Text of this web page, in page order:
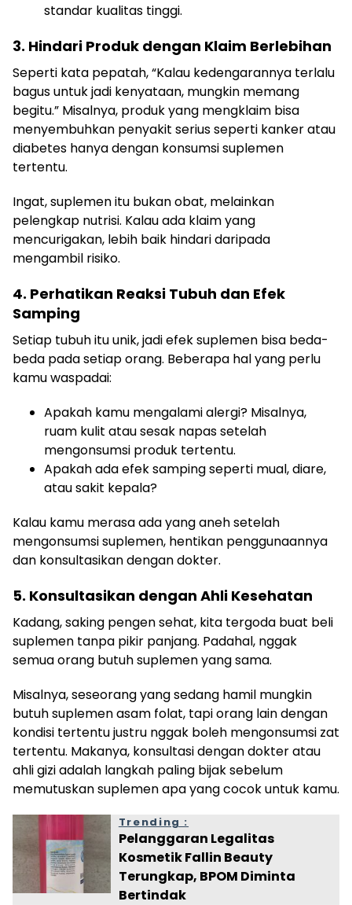
standar kualitas tinggi.
3. Hindari Produk dengan Klaim Berlebihan
Seperti kata pepatah, “Kalau kedengarannya terlalu
bagus untuk jadi kenyataan, mungkin memang
begitu.” Misalnya, produk yang mengklaim bisa
menyembuhkan penyakit serius seperti kanker atau
diabetes hanya dengan konsumsi suplemen
tertentu.
Ingat, suplemen itu bukan obat, melainkan
pelengkap nutrisi. Kalau ada klaim yang
mencurigakan, lebih baik hindari daripada
mengambil risiko.
4. Perhatikan Reaksi Tubuh dan Efek
Samping
Setiap tubuh itu unik, jadi efek suplemen bisa beda-
beda pada setiap orang. Beberapa hal yang perlu
kamu waspadai:
Apakah kamu mengalami alergi? Misalnya,
ruam kulit atau sesak napas setelah
mengonsumsi produk tertentu.
Apakah ada efek samping seperti mual, diare,
atau sakit kepala?
Kalau kamu merasa ada yang aneh setelah
mengonsumsi suplemen, hentikan penggunaannya
dan konsultasikan dengan dokter.
5. Konsultasikan dengan Ahli Kesehatan
Kadang, saking pengen sehat, kita tergoda buat beli
suplemen tanpa pikir panjang. Padahal, nggak
semua orang butuh suplemen yang sama.
Misalnya, seseorang yang sedang hamil mungkin
butuh suplemen asam folat, tapi orang lain dengan
kondisi tertentu justru nggak boleh mengonsumsi zat
tertentu. Makanya, konsultasi dengan dokter atau
ahli gizi adalah langkah paling bijak sebelum
memutuskan suplemen apa yang cocok untuk kamu.
Trending :
Pelanggaran Legalitas
Kosmetik Fallin Beauty
Terungkap, BPOM Diminta
Bertindak